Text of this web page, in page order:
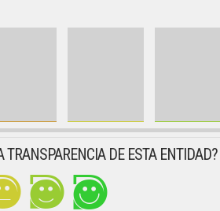
TRANSPARENCIA DE ESTA ENTIDAD?